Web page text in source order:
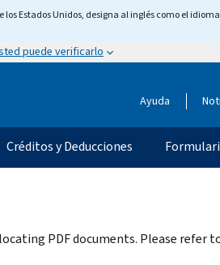
Estados Unidos, designa al inglés como el
puede verificarlo
Ayuda
Créditos y Deducciones
PDF documents. Please refer